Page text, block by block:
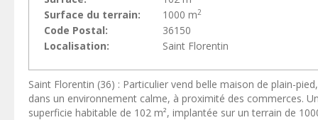
Surface du terrain: 1000 m2
Code Postal:
36150
Localisation:
Saint Florentin
Saint Florentin (36) : Particulier vend belle maison de plain-
dans un environnement calme, à proximité des commerces.
superficie habitable de 102 m², implantée sur un terrain de